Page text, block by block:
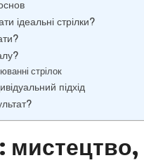
ідеальні стрілки?
стрілок
підхід